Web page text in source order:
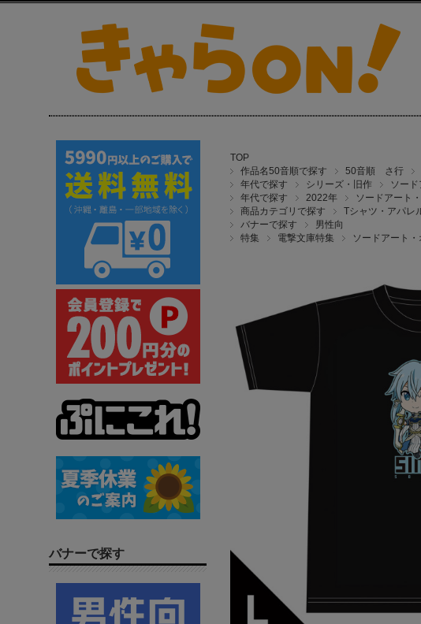
TOP
作品名50音順で探す
50音順 さ行
年代で探す
シリーズ・旧作
ソー
年代で探す
2022年
ソードアート
商品カテゴリで探す
Tシャツ・アパレ
バナーで探す
男性向
特集
電撃文庫特集 ソードアート
バナーで探す